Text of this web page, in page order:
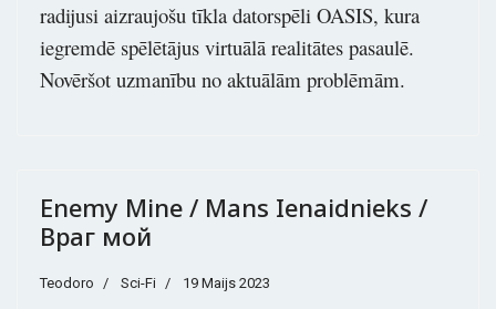
radijusi aizraujošu tīkla datorspēli OASIS, kura
iegremdē spēlētājus virtuālā realitātes pasaulē.
Novēršot uzmanību no aktuālām problēmām.
Enemy Mine / Mans Ienaidnieks /
Враг мой
Teodoro Sci-Fi 19 Maijs 2023